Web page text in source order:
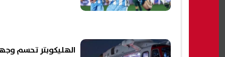
الهليكوبتر تحسم وجهة درع الدوري